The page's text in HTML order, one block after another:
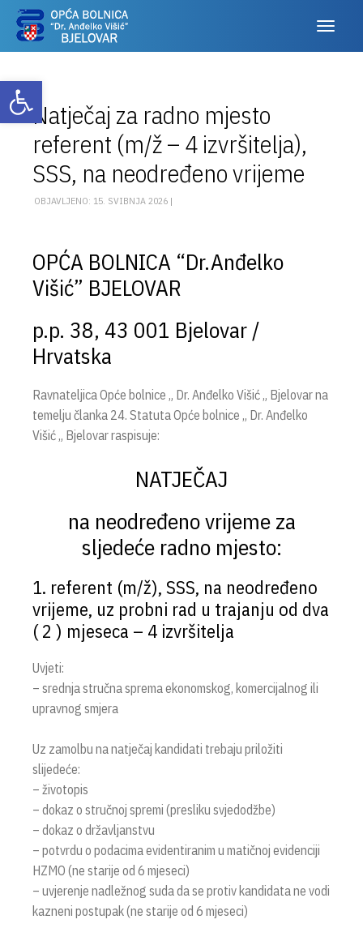
Otvori alatnu traku
Natječaj za radno mjesto
referent (m/ž – 4 izvršitelja),
SSS, na neodređeno vrijeme
OBJAVLJENO: 15. SVIBNJA 2026 |
OPĆA BOLNICA “Dr.Anđelko
Višić” BJELOVAR
p.p. 38, 43 001 Bjelovar /
Hrvatska
Ravnateljica Opće bolnice „ Dr. Anđelko Višić „ Bjelovar na
temelju članka 24. Statuta Opće bolnice „ Dr. Anđelko
Višić „ Bjelovar raspisuje:
NATJEČAJ
na neodređeno vrijeme za
sljedeće radno mjesto:
1. referent (m/ž), SSS, na neodređeno
vrijeme, uz probni rad u trajanju od dva
( 2 ) mjeseca – 4 izvršitelja
Uvjeti:
– srednja stručna sprema ekonomskog, komercijalnog ili
upravnog smjera
Uz zamolbu na natječaj kandidati trebaju priložiti
slijedeće:
– životopis
– dokaz o stručnoj spremi (presliku svjedodžbe)
– dokaz o državljanstvu
– potvrdu o podacima evidentiranim u matičnoj evidenciji
HZMO (ne starije od 6 mjeseci)
– uvjerenje nadležnog suda da se protiv kandidata ne vodi
kazneni postupak (ne starije od 6 mjeseci)